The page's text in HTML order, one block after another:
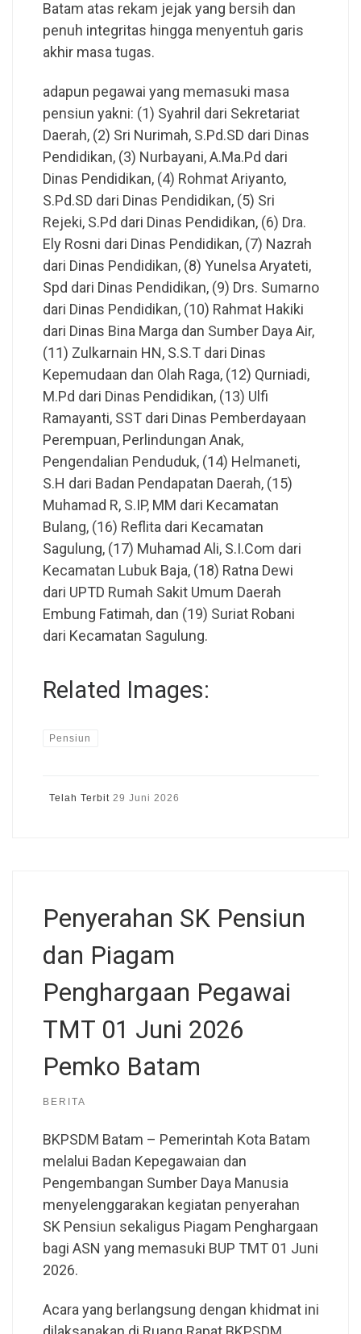
Batam atas rekam jejak yang bersih dan
penuh integritas hingga menyentuh garis
akhir masa tugas.
adapun pegawai yang memasuki masa
pensiun yakni: (1) Syahril dari Sekretariat
Daerah, (2) Sri Nurimah, S.Pd.SD dari Dinas
Pendidikan, (3) Nurbayani, A.Ma.Pd dari
Dinas Pendidikan, (4) Rohmat Ariyanto,
S.Pd.SD dari Dinas Pendidikan, (5) Sri
Rejeki, S.Pd dari Dinas Pendidikan, (6) Dra.
Ely Rosni dari Dinas Pendidikan, (7) Nazrah
dari Dinas Pendidikan, (8) Yunelsa Aryateti,
Spd dari Dinas Pendidikan, (9) Drs. Sumarno
dari Dinas Pendidikan, (10) Rahmat Hakiki
dari Dinas Bina Marga dan Sumber Daya Air,
(11) Zulkarnain HN, S.S.T dari Dinas
Kepemudaan dan Olah Raga, (12) Qurniadi,
M.Pd dari Dinas Pendidikan, (13) Ulfi
Ramayanti, SST dari Dinas Pemberdayaan
Perempuan, Perlindungan Anak,
Pengendalian Penduduk, (14) Helmaneti,
S.H dari Badan Pendapatan Daerah, (15)
Muhamad R, S.IP, MM dari Kecamatan
Bulang, (16) Reflita dari Kecamatan
Sagulung, (17) Muhamad Ali, S.I.Com dari
Kecamatan Lubuk Baja, (18) Ratna Dewi
dari UPTD Rumah Sakit Umum Daerah
Embung Fatimah, dan (19) Suriat Robani
dari Kecamatan Sagulung.
Related Images:
Pensiun
Telah Terbit 29 Juni 2026
Penyerahan SK Pensiun
dan Piagam
Penghargaan Pegawai
TMT 01 Juni 2026
Pemko Batam
BERITA
BKPSDM Batam – Pemerintah Kota Batam
melalui Badan Kepegawaian dan
Pengembangan Sumber Daya Manusia
menyelenggarakan kegiatan penyerahan
SK Pensiun sekaligus Piagam Penghargaan
bagi ASN yang memasuki BUP TMT 01 Juni
2026.
Acara yang berlangsung dengan khidmat ini